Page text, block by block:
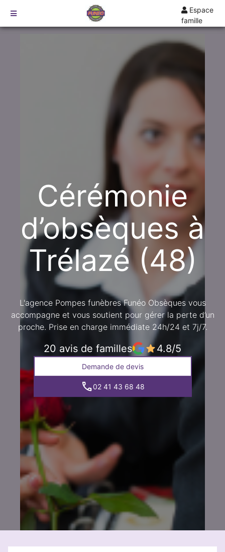
Espace
famille
ANGERSCérémonie
d’obsèques à
Trélazé (48)
L'agence Pompes funèbres Funéo Obsèques vous
accompagne et vous soutient pour gérer la perte d’un
proche. Prise en charge immédiate 24h/24 et 7j/7.
20 avis de familles 4.8/5
Demande de devis
02 41 43 68 48